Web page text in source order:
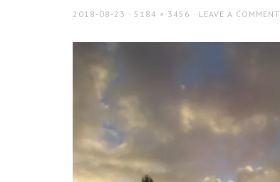
POSTED
2018-08-23
FULL
5184 × 3456 LEAVE A COMMENT